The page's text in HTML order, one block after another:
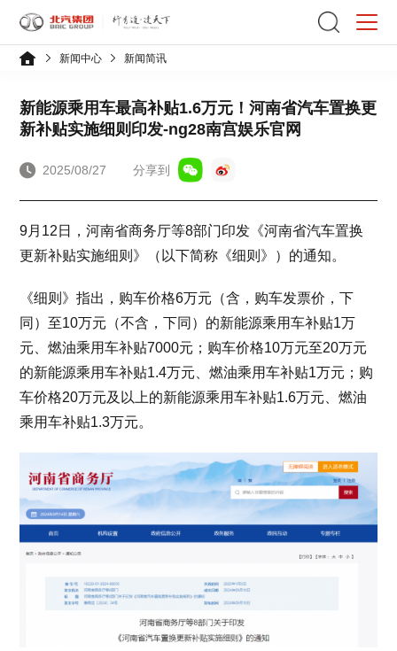
新闻中心 新闻简讯
新能源乘用车最高补贴1.6万元！河南省汽车置换更
新补贴实施细则印发-ng28南宫娱乐官网
2025/08/27 分享到
9月12日，河南省商务厅等8部门印发《河南省汽车置换
更新补贴实施细则》（以下简称《细则》）的通知。
《细则》指出，购车价格6万元（含，购车发票价，下
同）至10万元（不含，下同）的新能源乘用车补贴1万
元、燃油乘用车补贴7000元；购车价格10万元至20万元
的新能源乘用车补贴1.4万元、燃油乘用车补贴1万元；购
车价格20万元及以上的新能源乘用车补贴1.6万元、燃油
乘用车补贴1.3万元。